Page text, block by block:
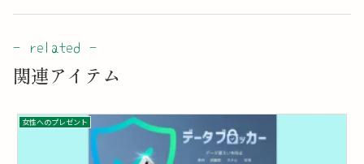
関連アイテム
女性へのプレゼント